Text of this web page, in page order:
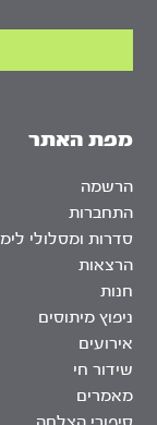
מפת האתר
הרשמה
התחברות
סדרות ומסלולי
הרצאות
חנות
ניפוץ מיתוסים
אירועים
שידור חי
מאמרים